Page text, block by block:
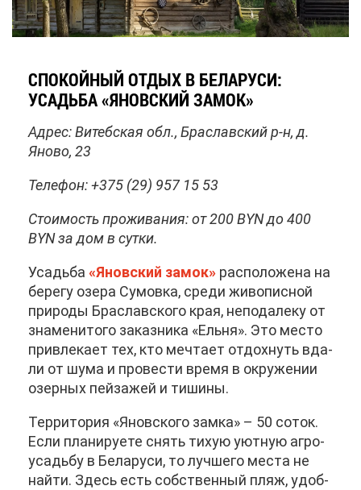
СПО­КОЙ­НЫЙ ОТ­ДЫХ В БЕ­ЛА­РУ­СИ:
УСАДЬ­БА «ЯНОВ­СКИЙ ЗА­МОК»
Ад­рес: Ви­теб­ская обл., Бра­слав­ский р-н, д.
Яно­во, 23
Те­ле­фон: +375 (29) 957 15 53
Сто­и­мость про­жи­ва­ния: от 200 BYN до 400
BYN за дом в сут­ки.
Усадь­ба «Янов­ский за­мок» рас­по­ло­же­на на
бе­ре­гу озе­ра Су­мов­ка, сре­ди жи­во­пис­ной
при­ро­ды Бра­слав­ско­го края, непо­да­ле­ку от
зна­ме­ни­то­го за­каз­ни­ка «Ель­ня». Это ме­сто
при­вле­ка­ет тех, кто меч­та­ет от­дох­нуть вда­
ли от шу­ма и про­ве­сти вре­мя в окру­же­нии
озер­ных пей­за­жей и ти­ши­ны.
Тер­ри­то­рия «Янов­ско­го зам­ка» – 50 со­ток.
Ес­ли пла­ни­ру­е­те снять тихую уют­ную аг­ро­
усадь­бу в Бе­ла­ру­си, то луч­ше­го ме­ста не
най­ти. Здесь есть соб­ствен­ный пляж, удоб­